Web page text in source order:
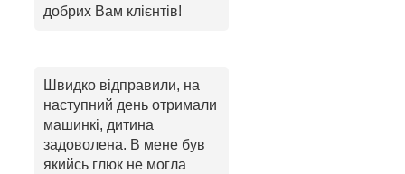
добрих Вам клієнтів!
Швидко відправили, на
наступний день отримали
машинкі, дитина
задоволена. В мене був
якийсь глюк не могла